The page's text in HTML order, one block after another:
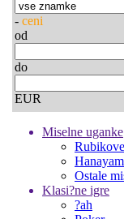
- ceni
od
do
EUR
Miselne uganke
Ostale
Klasi?ne igre
?ah